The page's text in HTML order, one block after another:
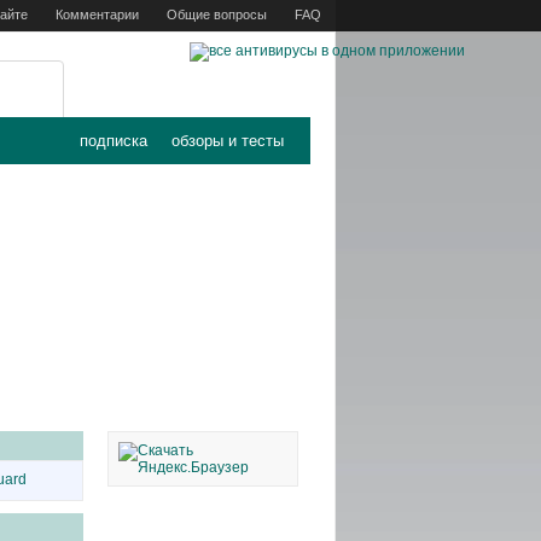
Комментарии Общие вопросы FAQ
обзоры и тесты
подписка